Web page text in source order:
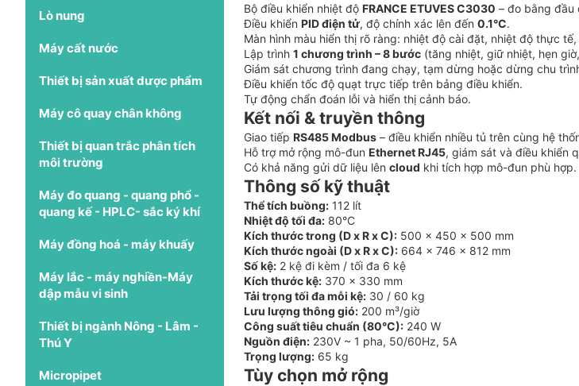
Lò nung
Máy cất nước
Thiết bị sản xuất dược phẩm
Máy cô quay chân không
Thiết bị quan trắc phân tích
môi trường
Máy đo quang - quang phổ -
quang kế - HPLC- sắc ký khí
Máy đồng hoá - máy khuấy
Máy lắc - máy nghiền-Máy
dập mẫu vi sinh
Thiết bị ngành Nông - Lâm -
Thú Y
Micropipet
Bộ điều khiển nhiệt độ FRANCE ETUVES C3030 – đo bằng đầu
Điều khiển PID điện tử, độ chính xác lên đến 0.1°C.
Màn hình màu hiển thị rõ ràng: nhiệt độ cài đặt, nhiệt độ thực
Lập trình 1 chương trình – 8 bước (tăng nhiệt, giữ nhiệt, hẹn
Giám sát chương trình đang chạy, tạm dừng hoặc dừng chu
Điều khiển tốc độ quạt trực tiếp trên bảng điều khiển.
Tự động chẩn đoán lỗi và hiển thị cảnh báo.
Kết nối & truyền thông
Giao tiếp RS485 Modbus – điều khiển nhiều tủ trên cùng hệ
Hỗ trợ mở rộng mô-đun Ethernet RJ45, giám sát và điều khiển
Có khả năng gửi dữ liệu lên cloud khi tích hợp mô-đun phù hợp.
Thông số kỹ thuật
Thể tích buồng: 112 lít
Nhiệt độ tối đa: 80°C
Kích thước trong (D x R x C): 500 x 450 x 500 mm
Kích thước ngoài (D x R x C): 664 x 746 x 812 mm
Số kệ: 2 kệ đi kèm / tối đa 6 kệ
Kích thước kệ: 370 x 330 mm
Tải trọng tối đa mỗi kệ: 30 / 60 kg
Lưu lượng thông gió: 200 m³/giờ
Công suất tiêu chuẩn (80°C): 240 W
Nguồn điện: 230V ~ 1 pha, 50/60Hz, 5A
Trọng lượng: 65 kg
Tùy chọn mở rộng